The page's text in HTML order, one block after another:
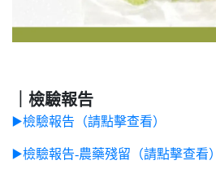
｜檢驗報告
▶️檢驗報告（請點擊查看）
▶️檢驗報告-農藥殘留（請點擊查看）